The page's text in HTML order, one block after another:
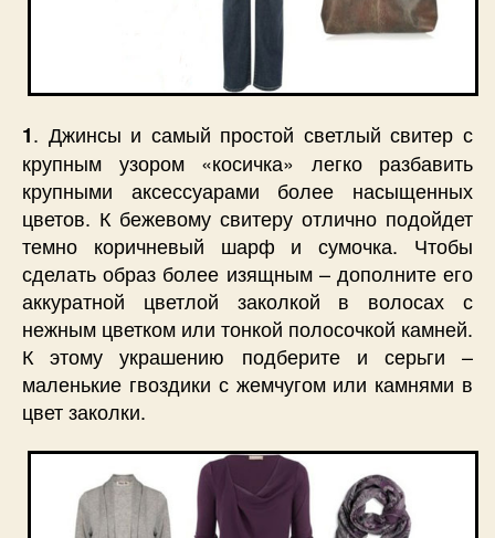
1. Джинсы и самый простой светлый свитер с
крупным узором «косичка» легко разбавить
крупными аксессуарами более насыщенных
цветов. К бежевому свитеру отлично подойдет
темно коричневый шарф и сумочка. Чтобы
сделать образ более изящным – дополните его
аккуратной цветлой заколкой в волосах с
нежным цветком или тонкой полосочкой камней.
К этому украшению подберите и серьги –
маленькие гвоздики с жемчугом или камнями в
цвет заколки.